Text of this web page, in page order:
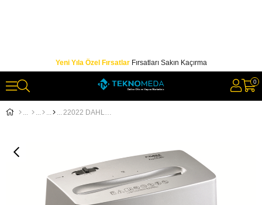
Yeni Yıla Özel FırsatlarFırsatları Sakın Kaçırma
0
22022 DAHLE EVRAK İMHA MAKİNESİ - P4(4.0X30MM) - 14L - 7SYF.